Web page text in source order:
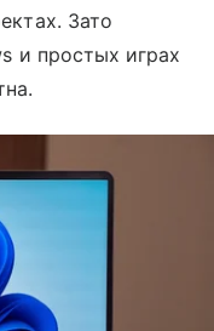
Зато
и простых играх